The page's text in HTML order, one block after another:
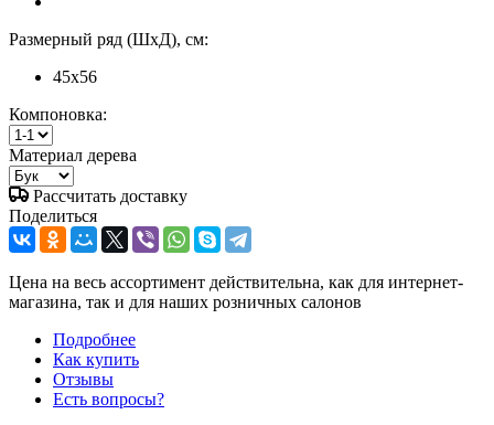
Размерный ряд (ШхД), см:
45x56
Компоновка:
Материал дерева
Рассчитать доставку
Поделиться
Цена на весь ассортимент действительна, как для интернет-
магазина, так и для наших розничных салонов
Подробнее
Как купить
Отзывы
Есть вопросы?